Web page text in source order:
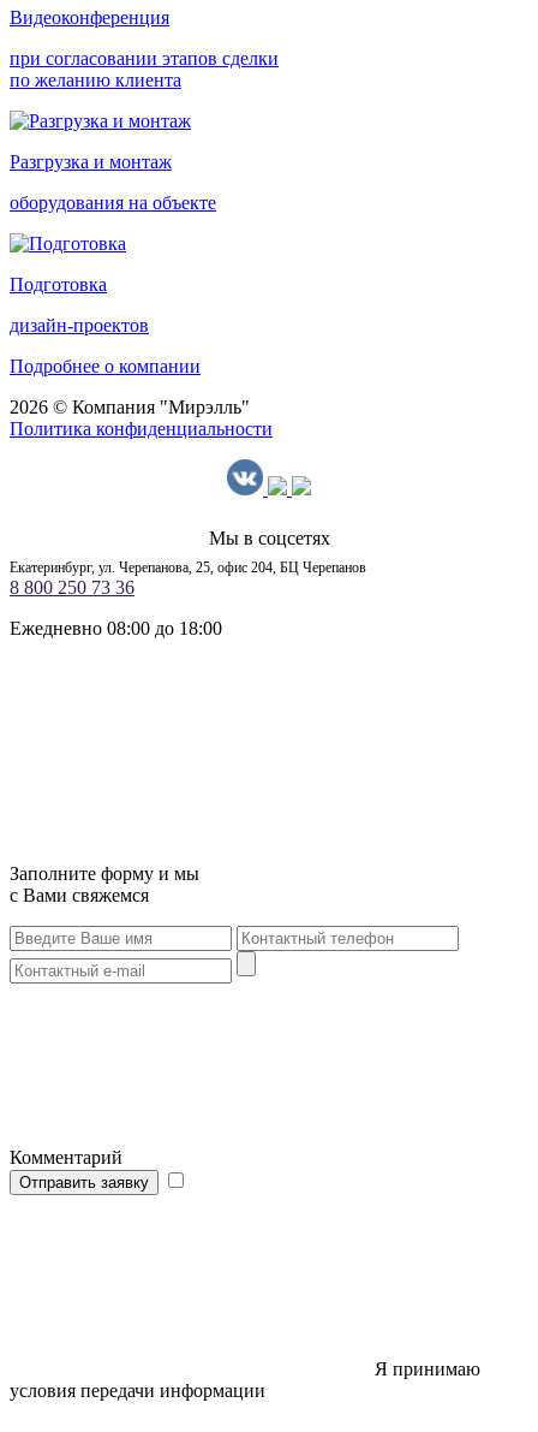
Видеоконференция
при согласовании этапов сделки
по желанию клиента
Разгрузка и монтаж
оборудования на объекте
Подготовка
дизайн-проектов
Подробнее о компании
2026 © Компания "Мирэлль"
Политика конфиденциальности
Мы в соцсетях
Екатеринбург, ул. Черепанова, 25, офис 204, БЦ Черепанов
8 800 250 73 36
Ежедневно 08:00 до 18:00
Заполните форму и мы
с Вами свяжемся
Комментарий
Отправить заявку
Я принимаю
условия передачи информации